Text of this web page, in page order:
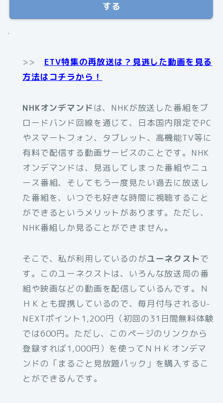
する
.
>> ETV特集の再放送は？見逃した動画を見る
方法はコチラから！
NHKオンデマンド は、NHKが放送した番組をブ
ロードバンド回線を通じて、日本国内限定でPC
やスマートフォン、タブレット、高機能TV等に
有料で配信する動画サービスのことです。NHK
オンデマンドは、見逃してしまった番組やニュ
ース番組、そしてもう一度見たい過去に放送し
た番組を、いつでも好きな時間に視聴すること
ができるというメリットがあります。ただし、
NHK番組しか見ることができません。
そこで、私が利用しているのがユーネクストで
す。このユーネクストは、いろんな放送局の番
組や映画などの動画を配信しているんです。Ｎ
ＨＫとも提携しているので、毎月付与されるU-
NEXTポイント1,200円（初回の31日間無料体験
では600円。ただし、このページのリンクから
登録すれば1,000円）を使ってＮＨＫオンデマ
ンドの「まるごと見放題パック」を購入するこ
とができるんです。